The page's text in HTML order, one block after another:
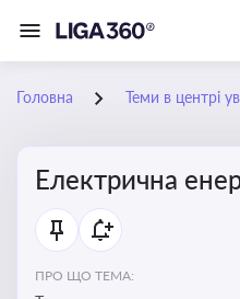
Головна Теми в центрі
Електрична
ПРО ЩО ТЕМА: